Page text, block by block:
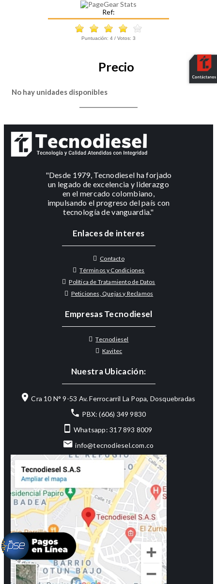
Ref:
Puntuación: 4 / Votos: 3
Precio
No hay unidades disponibles
"Desde 1979, Tecnodiesel ha forjado
un legado de excelencia y liderazgo
en el mercado colombiano,
impulsando el progreso del país con
tecnología de vanguardia."
Enlaces de interes
Contacto
Términos y Condiciones
Política de Tratamiento de Datos
Peticiones, Quejas y Reclamos
Empresas Tecnodiesel
Tecnodiesel
Kavitec
Nuestra Ubicación:
Cra 10 N° 9-53 Av. Ferrocarril La Popa, Dosquebradas
PBX: (606) 349 9830
Whatsapp: 317 893 8009
info@tecnodiesel.com.co